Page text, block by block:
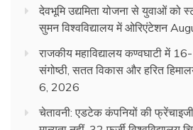
देवभूमि उद्यमिता योजना से युवाओं को
सुमन विश्वविद्यालय में ओरिएंटेशन
राजकीय महाविद्यालय कण्वघाटी में
संगोष्ठी, सतत विकास और हरित
6, 2026
चेतावनी: एडटेक कंपनियों की